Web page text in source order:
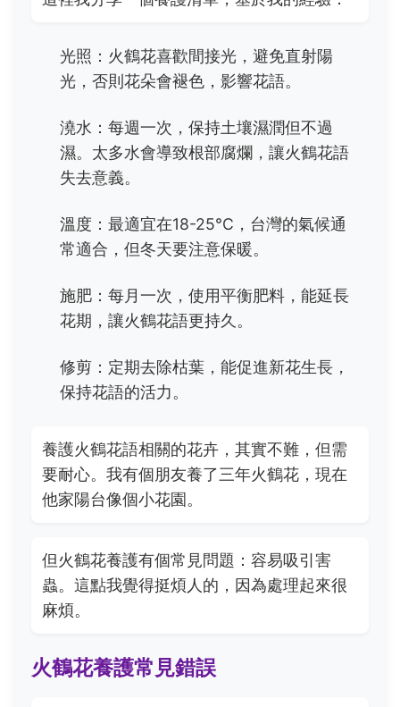
光照：火鶴花喜歡間接光，避免直射陽
光，否則花朵會褪色，影響花語。
澆水：每週一次，保持土壤濕潤但不過
濕。太多水會導致根部腐爛，讓火鶴花語
失去意義。
溫度：最適宜在18-25°C，台灣的氣候通
常適合，但冬天要注意保暖。
施肥：每月一次，使用平衡肥料，能延長
花期，讓火鶴花語更持久。
修剪：定期去除枯葉，能促進新花生長，
保持花語的活力。
養護火鶴花語相關的花卉，其實不難，但需
要耐心。我有個朋友養了三年火鶴花，現在
他家陽台像個小花園。
但火鶴花養護有個常見問題：容易吸引害
蟲。這點我覺得挺煩人的，因為處理起來很
麻煩。
火鶴花養護常見錯誤